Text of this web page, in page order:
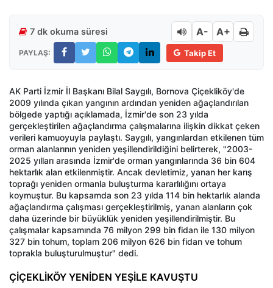
7 dk okuma süresi A- A+
PAYLAŞ: Takip Et
AK Parti İzmir İl Başkanı Bilal Saygılı, Bornova Çiçekliköy'de
2009 yılında çıkan yangının ardından yeniden ağaçlandırılan
bölgede yaptığı açıklamada, İzmir'de son 23 yılda
gerçekleştirilen ağaçlandırma çalışmalarına ilişkin dikkat çeken
verileri kamuoyuyla paylaştı. Saygılı, yangınlardan etkilenen tüm
orman alanlarının yeniden yeşillendirildiğini belirterek, "2003-
2025 yılları arasında İzmir'de orman yangınlarında 36 bin 604
hektarlık alan etkilenmiştir. Ancak devletimiz, yanan her karış
toprağı yeniden ormanla buluşturma kararlılığını ortaya
koymuştur. Bu kapsamda son 23 yılda 114 bin hektarlık alanda
ağaçlandırma çalışması gerçekleştirilmiş, yanan alanların çok
daha üzerinde bir büyüklük yeniden yeşillendirilmiştir. Bu
çalışmalar kapsamında 76 milyon 299 bin fidan ile 130 milyon
327 bin tohum, toplam 206 milyon 626 bin fidan ve tohum
toprakla buluşturulmuştur" dedi.
ÇİÇEKLİKÖY YENİDEN YEŞİLE KAVUŞTU